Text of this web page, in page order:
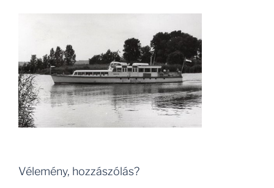
Vélemény, hozzászólás?